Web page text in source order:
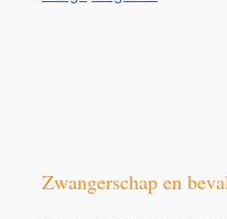
Zwangerschap en